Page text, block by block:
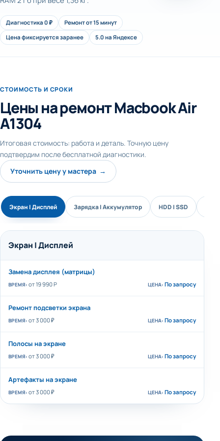
Диагностика 0 ₽
Ремонт от 15 минут
Цена фиксируется заранее
5.0 на Яндексе
СТОИМОСТЬ И СРОКИ
Цены на ремонт Macbook Air
A1304
Итоговая стоимость: работа и деталь. Точную цену
подтвердим после бесплатной диагностики.
Уточнить цену у мастера →
Экран | Дисплей Зарядка | Аккумулятор HDD | SSD
Экран | Дисплей
Замена дисплея (матрицы)
от 19 990 P По запросу
Ремонт подсветки экрана
от 3 000 ₽ По запросу
Полосы на экране
от 3 000 ₽ По запросу
Артефакты на экране
от 3 000 ₽ По запросу